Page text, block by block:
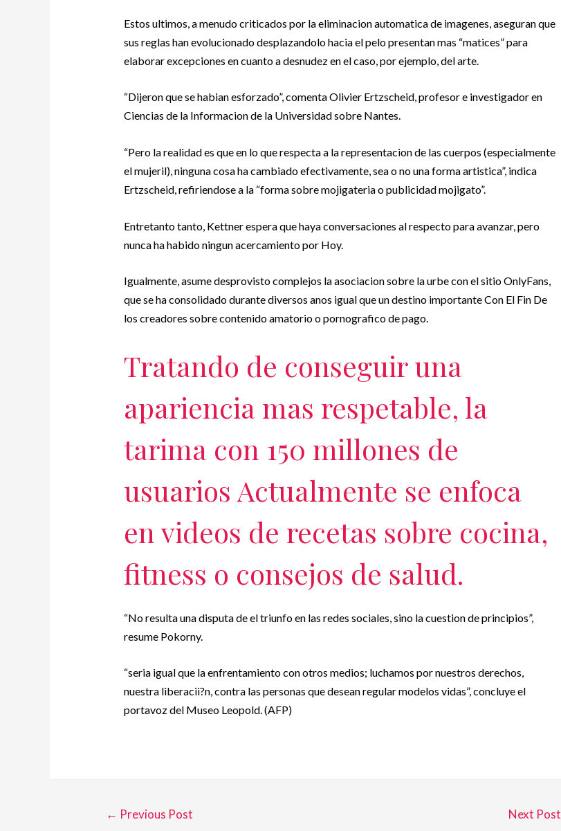
Estos ultimos, a menudo criticados por la eliminacion automatica de imagenes, aseguran que
sus reglas han evolucionado desplazandolo hacia el pelo presentan mas “matices” para
elaborar excepciones en cuanto a desnudez en el caso, por ejemplo, del arte.
“Dijeron que se habian esforzado”, comenta Olivier Ertzscheid, profesor e investigador en
Ciencias de la Informacion de la Universidad sobre Nantes.
“Pero la realidad es que en lo que respecta a la representacion de las cuerpos (especialmente
el mujeril), ninguna cosa ha cambiado efectivamente, sea o no una forma artistica”, indica
Ertzscheid, refiriendose a la “forma sobre mojigateria o publicidad mojigato”.
Entretanto tanto, Kettner espera que haya conversaciones al respecto para avanzar, pero
nunca ha habido ningun acercamiento por Hoy.
Igualmente, asume desprovisto complejos la asociacion sobre la urbe con el sitio OnlyFans,
que se ha consolidado durante diversos anos igual que un destino importante Con El Fin De
los creadores sobre contenido amatorio o pornografico de pago.
Tratando de conseguir una
apariencia mas respetable, la
tarima con 150 millones de
usuarios Actualmente se enfoca
en videos de recetas sobre cocina,
fitness o consejos de salud.
“No resulta una disputa de el triunfo en las redes sociales, sino la cuestion de principios”,
resume Pokorny.
“seri­a igual que la enfrentamiento con otros medios; luchamos por nuestros derechos,
nuestra liberacii?n, contra las personas que desean regular modelos vidas”, concluye el
portavoz del Museo Leopold. (AFP)
← Previous Post Next Post